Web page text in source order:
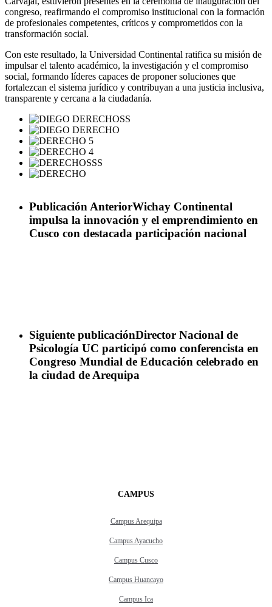
congreso, reafirmando el compromiso institucional con la formación
de profesionales competentes, críticos y comprometidos con la
transformación social.
Con este resultado, la Universidad Continental ratifica su misión de
impulsar el talento académico, la investigación y el compromiso
social, formando líderes capaces de proponer soluciones que
fortalezcan el sistema jurídico y contribuyan a una justicia inclusiva,
transparente y cercana a la ciudadanía.
Publicación AnteriorWichay Continental
impulsa la innovación y el emprendimiento en
Cusco con destacada participación nacional
Siguiente publicaciónDirector Nacional de
Psicología UC participó como conferencista en
Congreso Mundial de Educación celebrado en
la ciudad de Arequipa
CAMPUS
Campus Arequipa
Campus Ayacucho
Campus Cusco
Campus Huancayo
Campus Ica